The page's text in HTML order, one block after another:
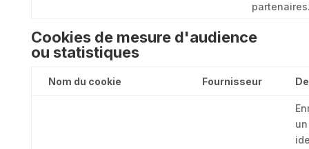
Cookies de mesure d'audience
ou statistiques
Nom du cookie Fournisseur
un